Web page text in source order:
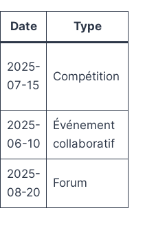
Date Type
2025-
07-15
Compétition
2025-
06-10
Événement
collaboratif
2025-
08-20
Forum